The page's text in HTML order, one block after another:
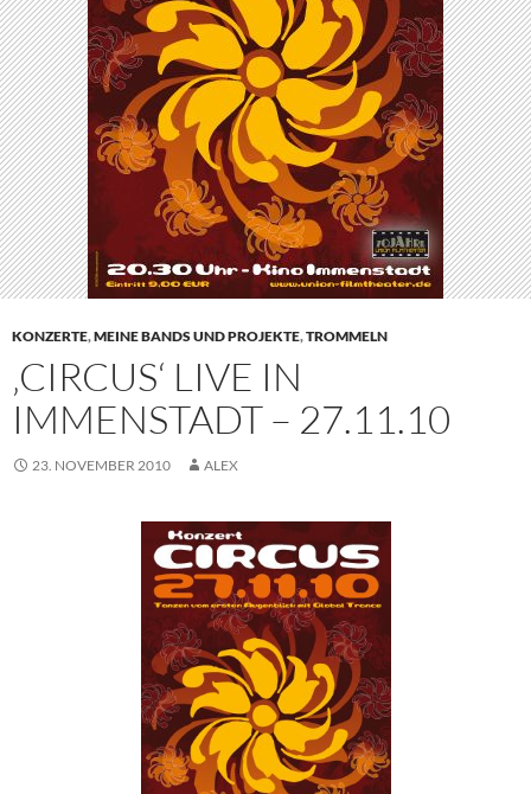
KONZERTE,MEINE BANDS UND PROJEKTE,TROMMELN
‚CIRCUS‘ LIVE IN
IMMENSTADT – 27.11.10
23. NOVEMBER 2010 ALEX